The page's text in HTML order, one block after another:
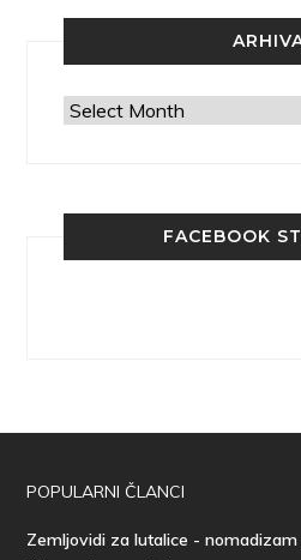
Arhiva
FACEBOOK
POPULARNI ČLANCI
Zemljovidi za lutalice -